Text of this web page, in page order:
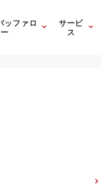
ッファロ
ー
サービ
ス